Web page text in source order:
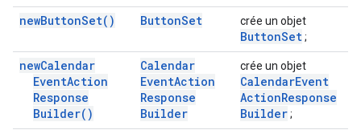
newButtonSet( ) ButtonSet crée un objet
ButtonSet;
newCalendar
EventAction
Response
Builder( )
Calendar
EventAction
Response
Builder
crée un objet
CalendarEvent
ActionResponse
Builder;